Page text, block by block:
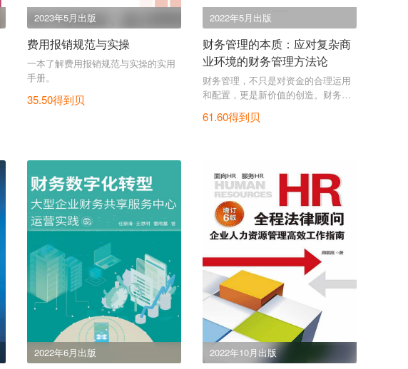
2023年5月出版
费用报销规范与实操
一本了解费用报销规范与实操的实用
手册。
35.50得到贝
2022年5月出版
财务管理的本质：应对复杂商
业环境的财务管理方法论
财务管理，不只是对资金的合理运用
和配置，更是新价值的创造。财务管
与未来发展。
61.60得到贝
2022年6月出版 2022年10月出版